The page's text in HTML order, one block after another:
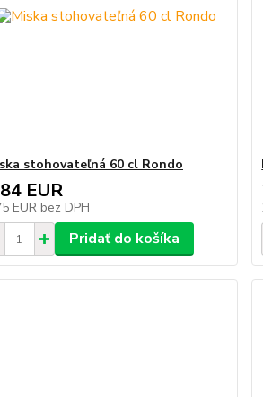
stohovateľná 60 cl Rondo
EUR
EUR bez DPH
Pridať do košíka